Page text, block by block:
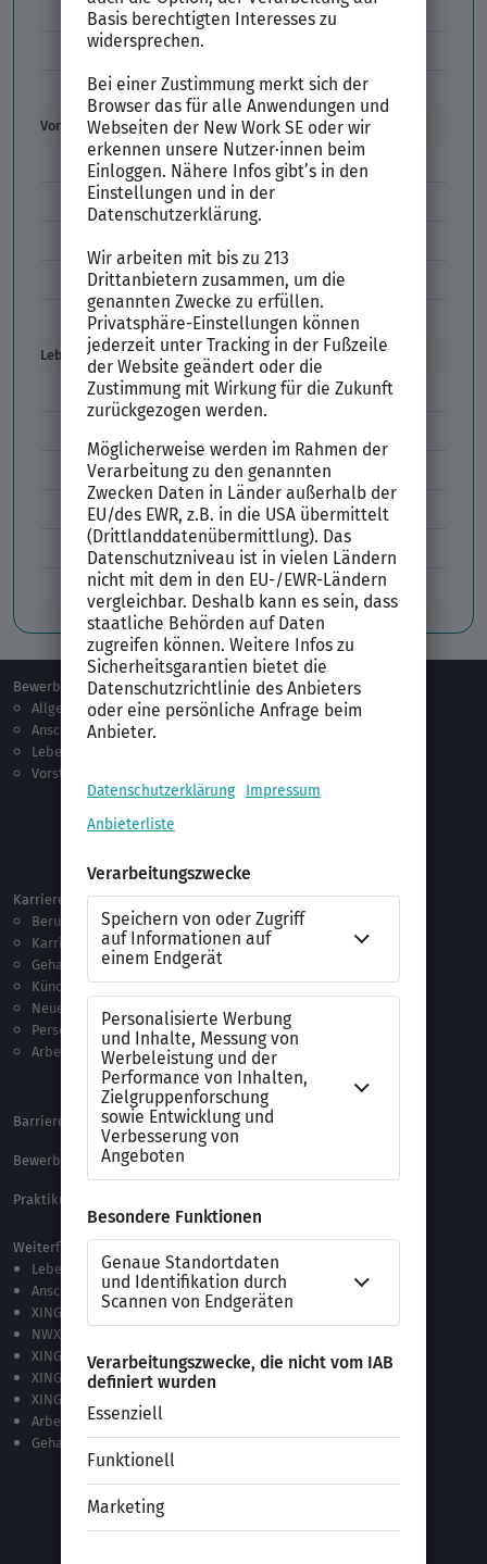
Initiativbewerbung
Interne Bewerbung
Empfehlungsschreiben
Vorstellungsgespräch
Vorstellungsgespräch Fragen
Schwächen im Vorstellungsgespräch
Vorbereitung Vorstellungsgespräch
Vorstellungsgespräch per Skype
Lebenslauf
Lebenslauf Aufbau und Inhalt
Lebenslauf Englisch Résumé
Lücken im Lebenslauf
Tabellarischer Lebenslauf
Professionelles Bewerbungsfoto
Bewerben
Allgemeines
Anschreiben
Lebenslauf
Vorstellungsgespräch
Berufsorientierung
Ausbildung
Jobprofile
Karriere
Berufseinstieg
Karriere machen
Gehalt
Kündigung
Neue Arbeitswelt
Personalführung
Arbeitsrecht
Vorlagen & Tests
Anschreiben-Vorlagen
Lebenslauf-Vorlagen
Checklisten
Testverfahren
Alle Word-Dateien
Alle Downloads
Barrierefreiheitserklärung
XING Impressum
Bewerbungs-FAQ
Praktikum Online Marketing
Weiterführende Links
Lebenslauf-Editor
Anschreiben-Editor
XING Stellenmarkt
NWX – „Alles zur Zukunft der Arbeit“
XING Campus
XING News
XING ProJobs
Arbeitgeber-Bewertungen
Gehaltsvergleich